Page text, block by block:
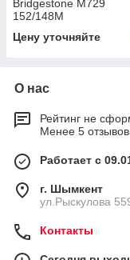
Bridgestone M729
152/148M
Цену уточняйте
О нас
Рейтинг не
Менее 5
Работает с
г. Шымкент
ул.Рыскулова
Контакты